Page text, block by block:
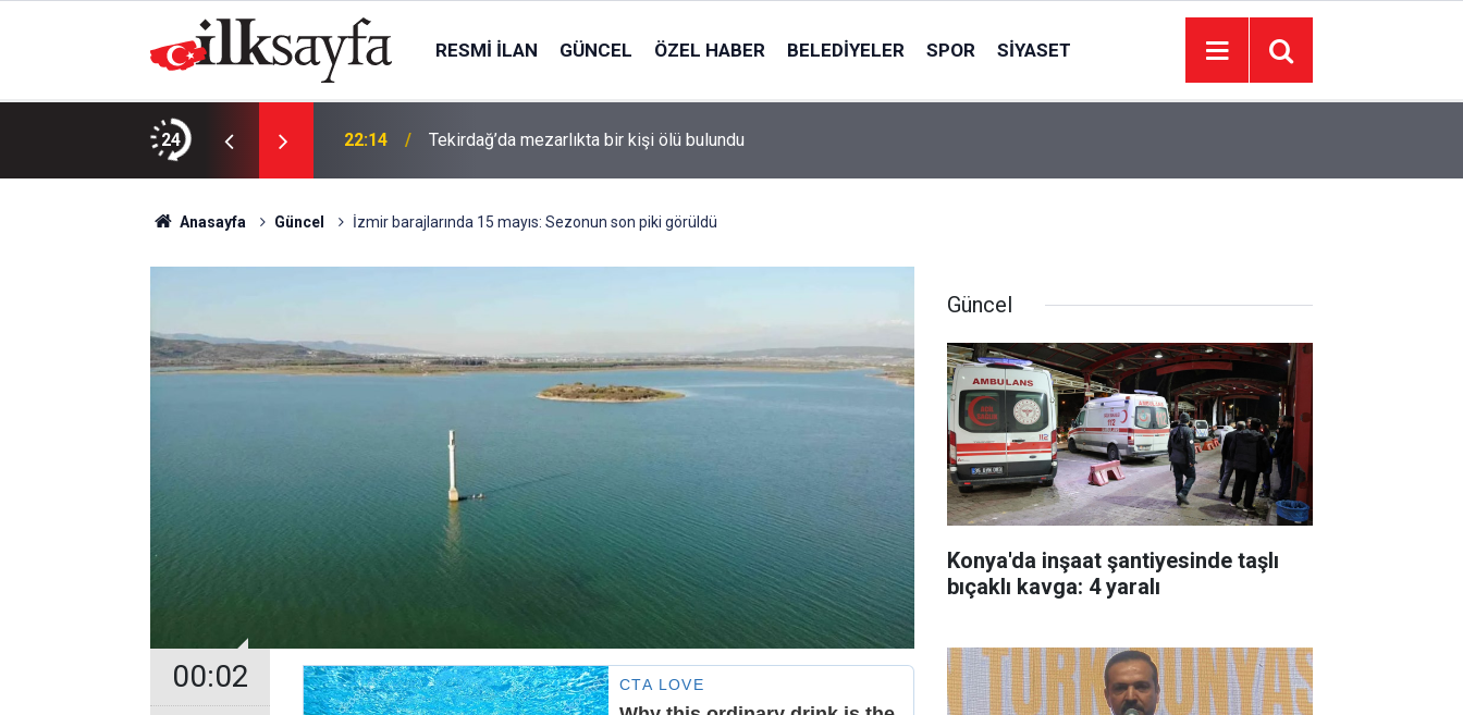
RESMI İLAN GÜNCEL ÖZEL HABER BELEDIYELER SPOR SIYASET
24
Juventus Inter ne zaman, saat kaçta
22:14 Tekirdağ’da mezarlıkta bir kişi ölü bulundu
Anasayfa Güncel İzmir barajlarında 15 mayıs: Sezonun son piki görüldü
00:02
Güncel
Konya'da inşaat şantiyesinde taşlı
bıçaklı kavga: 4 yaralı